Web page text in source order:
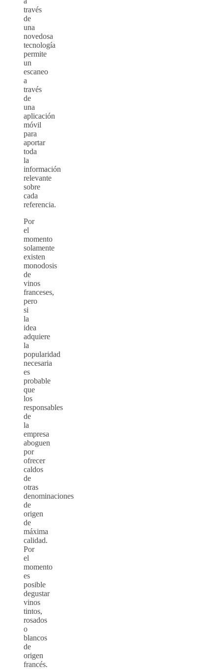
través
de
una
novedosa
tecnología
permite
un
escaneo
a
través
de
una
aplicación
móvil
para
aportar
toda
la
información
relevante
sobre
cada
referencia.
Por
el
momento
solamente
existen
monodosis
de
vinos
franceses,
pero
si
la
idea
adquiere
la
popularidad
necesaria
es
probable
que
los
responsables
de
la
empresa
aboguen
por
ofrecer
caldos
de
otras
denominaciones
de
origen
de
máxima
calidad.
Por
el
momento
es
posible
degustar
vinos
tintos,
rosados
o
blancos
de
origen
francés.